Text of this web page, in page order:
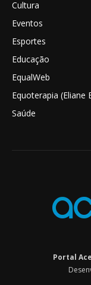
Cultura
Eventos
Esportes
Educação
EqualWeb
Equoterapia (Eliane
Saúde
Portal